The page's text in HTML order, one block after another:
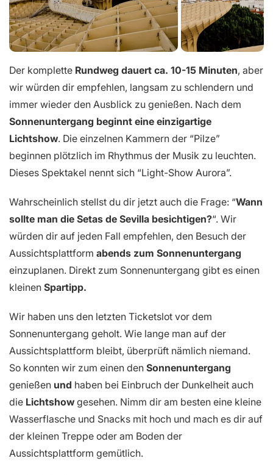
Der komplette Rundweg dauert ca. 10-15 Minuten, aber
wir würden dir empfehlen, langsam zu schlendern und
immer wieder den Ausblick zu genießen. Nach dem
Sonnenuntergang beginnt eine einzigartige
Lichtshow. Die einzelnen Kammern der “Pilze”
beginnen plötzlich im Rhythmus der Musik zu leuchten.
Dieses Spektakel nennt sich “Light-Show Aurora”.
Wahrscheinlich stellst du dir jetzt auch die Frage: “Wann
sollte man die Setas de Sevilla besichtigen?“. Wir
würden dir auf jeden Fall empfehlen, den Besuch der
Aussichtsplattform abends zum Sonnenuntergang
einzuplanen. Direkt zum Sonnenuntergang gibt es einen
kleinen Spartipp.
Wir haben uns den letzten Ticketslot vor dem
Sonnenuntergang geholt. Wie lange man auf der
Aussichtsplattform bleibt, überprüft nämlich niemand.
So konnten wir zum einen den Sonnenuntergang
genießen und haben bei Einbruch der Dunkelheit auch
die Lichtshowgesehen. Nimm dir am besten eine kleine
Wasserflasche und Snacks mit hoch und mach es dir auf
der kleinen Treppe oder am Boden der
Aussichtsplattform gemütlich.